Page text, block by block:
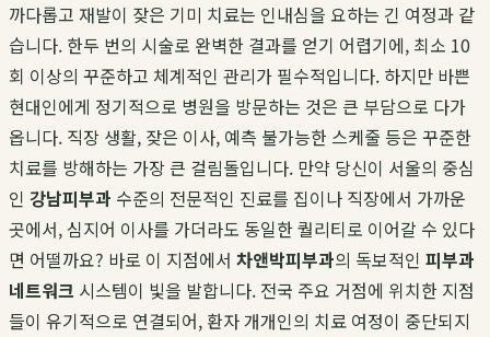
까다롭고 재발이 잦은 기미 치료는 인내심을 요하는 긴 여정과 같
습니다. 한두 번의 시술로 완벽한 결과를 얻기 어렵기에, 최소 10
회 이상의 꾸준하고 체계적인 관리가 필수적입니다. 하지만 바쁜
현대인에게 정기적으로 병원을 방문하는 것은 큰 부담으로 다가
옵니다. 직장 생활, 잦은 이사, 예측 불가능한 스케줄 등은 꾸준한
치료를 방해하는 가장 큰 걸림돌입니다. 만약 당신이 서울의 중심
인 강남피부과 수준의 전문적인 진료를 집이나 직장에서 가까운
곳에서, 심지어 이사를 가더라도 동일한 퀄리티로 이어갈 수 있다
면 어떨까요? 바로 이 지점에서 차앤박피부과의 독보적인 피부과
네트워크 시스템이 빛을 발합니다. 전국 주요 거점에 위치한 지점
들이 유기적으로 연결되어, 환자 개개인의 치료 여정이 중단되지